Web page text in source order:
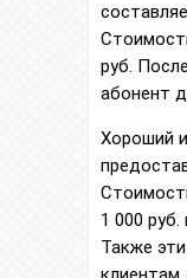
руб.
абонент
Хороший
1 000
Также